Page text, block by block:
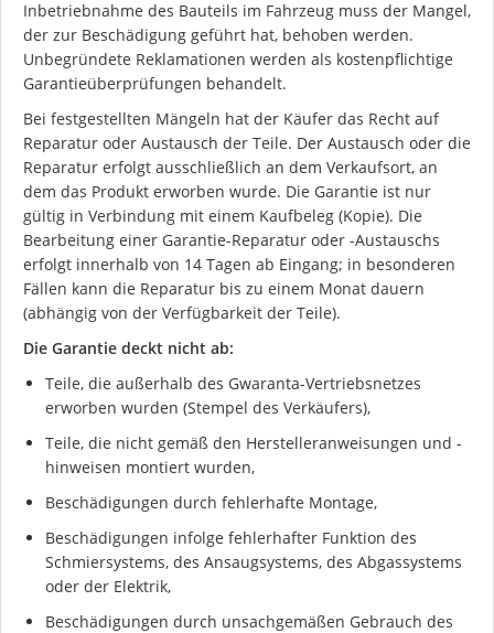
Inbetriebnahme des Bauteils im Fahrzeug muss der Mangel,
der zur Beschädigung geführt hat, behoben werden.
Unbegründete Reklamationen werden als kostenpflichtige
Garantieüberprüfungen behandelt.
Bei festgestellten Mängeln hat der Käufer das Recht auf
Reparatur oder Austausch der Teile. Der Austausch oder die
Reparatur erfolgt ausschließlich an dem Verkaufsort, an
dem das Produkt erworben wurde. Die Garantie ist nur
gültig in Verbindung mit einem Kaufbeleg (Kopie). Die
Bearbeitung einer Garantie-Reparatur oder -Austauschs
erfolgt innerhalb von 14 Tagen ab Eingang; in besonderen
Fällen kann die Reparatur bis zu einem Monat dauern
(abhängig von der Verfügbarkeit der Teile).
Die Garantie deckt nicht ab:
Teile, die außerhalb des Gwaranta-Vertriebsnetzes
erworben wurden (Stempel des Verkäufers),
Teile, die nicht gemäß den Herstelleranweisungen und -
hinweisen montiert wurden,
Beschädigungen durch fehlerhafte Montage,
Beschädigungen infolge fehlerhafter Funktion des
Schmiersystems, des Ansaugsystems, des Abgassystems
oder der Elektrik,
Beschädigungen durch unsachgemäßen Gebrauch des
Ich stimme der DSGVO zu